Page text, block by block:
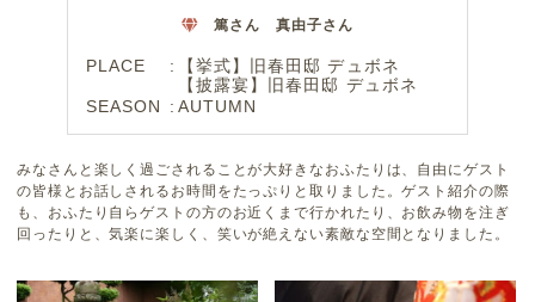
篤さん 真由子さん
PLACE
【挙式】旧春田邸 デュボネ
【披露宴】旧春田邸 デュボネ
SEASON
AUTUMN
みなさんと楽しく過ごされることが大好きなおふたりは、自由にゲスト
の皆様とお話しされるお時間をたっぷりと取りました。ゲスト紹介の際
も、おふたり自らゲストの方のお近くまで行かれたり、お飲み物を注ぎ
回ったりと、気楽に楽しく、笑いが絶えない素敵な空間となりました。